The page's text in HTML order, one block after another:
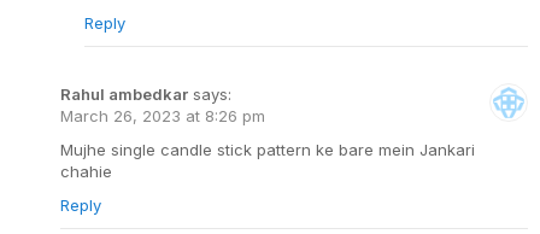
Reply
Rahul ambedkar says:
March 26, 2023 at 8:26 pm
Mujhe single candle stick pattern ke bare mein Jankari
chahie
Reply